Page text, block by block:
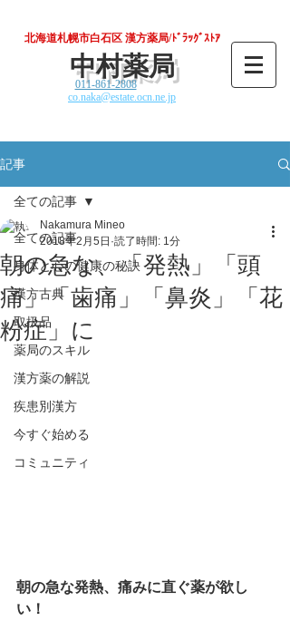
北海道札幌市白石区 漢方薬局/ﾄﾞﾗｯｸﾞｽﾄｱ
中村薬局
011-861-2808
co.naka@estate.ocn.ne.jp
記事
全ての記事
身体と心の健康の秘訣
漢方古典
取扱品
薬局のスキル
漢方薬の解説
疾患別漢方
今すぐ始める
コミュニティ
全ての記事
朝の急な、「発熱」「頭
痛」「歯痛」「鼻炎」「花
粉症」に
Nakamura Mineo
2018年2月5日 読了時間: 1分
朝の急な発熱、痛みに直ぐ薬が欲し
い！